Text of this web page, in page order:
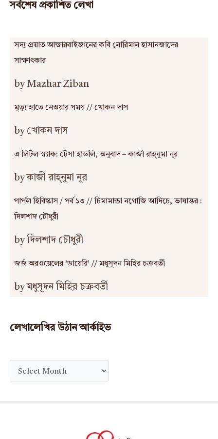
সর্বশেষ প্রকাশিত লেখা
সদ্য প্রয়াত আজারবাইজানের কবি নোরিমান হাসানজাদের
সাক্ষাৎকার
by Mazhar Ziban
মৃত্যু হাতে নেওয়ার সময় // খোকন দাস
by খোকন দাস
এ লিটল স্ন্যাক: টেসা হাডলি, অনুবাদ – কাজী রাহ্‌নুমা নূর
by কাজী রাহ্‌নুমা নূর
পার্পল হিবিস্কাস / পর্ব ১৩ // চিমামান্ডা নগোজি আদিচে, ভাষান্তর :
দিলশাদ চৌধুরী
by দিলশাদ চৌধুরী
জর্জ অরওয়েলের ‘ডায়েরি’ // মধুসূদন মিহির চক্রবর্তী
by মধুসূদন মিহির চক্রবর্তী
লেখালেখির উঠান আর্কাইভ
r